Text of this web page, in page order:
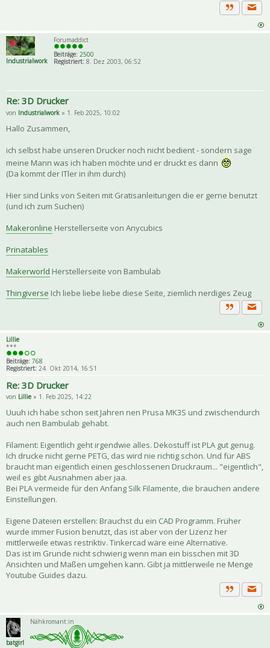
Zitat
Industrialwork
Forumaddict
Beiträge: 2500
Registriert: 8. Dez 2003, 06:52
Re: 3D Drucker
von Industrialwork » 1. Feb 2025, 10:02
Hallo Zusammen,
ich selbst habe unseren Drucker noch nicht bedient - sondern sage
meine Mann was ich haben möchte und er druckt es dann
(Da kommt der ITler in ihm durch)
Hier sind Links von Seiten mit Gratisanleitungen die er gerne benutzt
(und ich zum Suchen)
Makeronline Herstellerseite von Anycubics
Prinatables
Makerworld Herstellerseite von Bambulab
Thingiverse Ich liebe liebe liebe diese Seite, ziemlich nerdiges Zeug
Zitat
Lillie
***
Beiträge: 768
Registriert: 24. Okt 2014, 16:51
Re: 3D Drucker
von Lillie » 1. Feb 2025, 14:22
Uuuh ich habe schon seit Jahren nen Prusa MK3S und zwischendurch
auch nen Bambulab gehabt.
Filament: Eigentlich geht irgendwie alles. Dekostuff ist PLA gut genug.
Ich drucke nicht gerne PETG, das wird nie richtig schön. Und für ABS
braucht man eigentlich einen geschlossenen Druckraum... "eigentlich",
weil es gibt Ausnahmen aber jaa.
Bei PLA vermeide für den Anfang Silk Filamente, die brauchen andere
Einstellungen.
Eigene Dateien erstellen: Brauchst du ein CAD Programm. Früher
wurde immer Fusion benutzt, das ist aber von der Lizenz her
mittlerweile etwas restriktiv. Tinkercad wäre eine Alternative.
Das ist im Grunde nicht schwierig wenn man ein bisschen mit 3D
Ansichten und Maßen umgehen kann. Gibt ja mittlerweile ne Menge
Youtube Guides dazu.
Zitat
batgirl
Nähkromant:in